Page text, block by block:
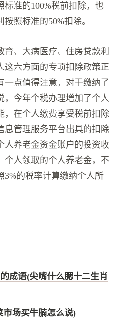
标准的100%税前扣除，也
照标准的50%扣除。
育、大病医疗、住房贷款利
这六方面的专项扣除政策正
一点值得注意，对于缴纳了
，今年个税办理增加了个人
，在个人缴费享受税前扣除
息管理服务平台出具的扣除
人养老金资金账户的投资收
个人领取的个人养老金，不
3%的税率计算缴纳个人所
成语(尖嘴什么腮十二生肖
市场买牛腩怎么说)